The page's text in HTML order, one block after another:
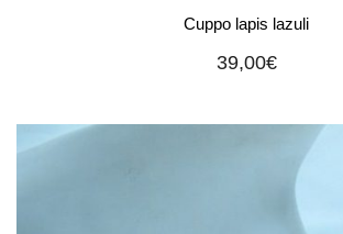
Cuppo lapis lazuli
39,00€